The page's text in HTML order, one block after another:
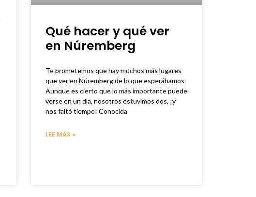
Qué hacer y qué ver
en Núremberg
Te prometemos que hay muchos más lugares
que ver en Núremberg de lo que esperábamos.
Aunque es cierto que lo más importante puede
verse en un día, nosotros estuvimos dos, ¡y
nos faltó tiempo! Conocida
LEE MÁS »